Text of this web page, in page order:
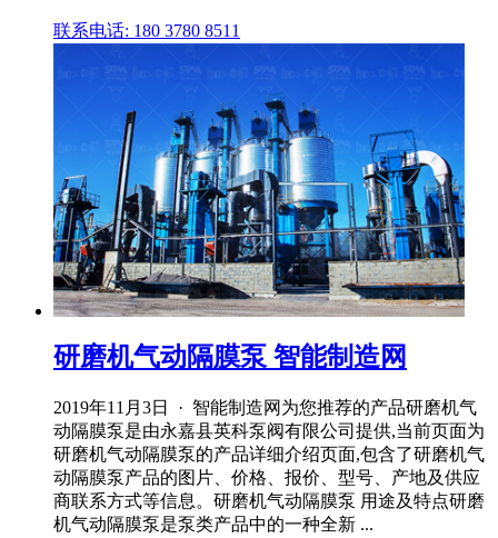
联系电话: 180 3780 8511
研磨机气动隔膜泵 智能制造网
2019年11月3日 · 智能制造网为您推荐的产品研磨机气
动隔膜泵是由永嘉县英科泵阀有限公司提供,当前页面为
研磨机气动隔膜泵的产品详细介绍页面,包含了研磨机气
动隔膜泵产品的图片、价格、报价、型号、产地及供应
商联系方式等信息。研磨机气动隔膜泵 用途及特点研磨
机气动隔膜泵是泵类产品中的一种全新 ...